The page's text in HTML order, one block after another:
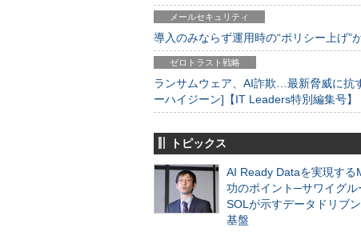
メールセキュリティ
導入のみならず運用時の“ポリシー上げ”
ゼロトラスト戦略
ランサムウェア、AI詐欺…最新脅威に抗
ーハイジーン]【IT Leaders特別編集号】
トピックス
AI Ready Dataを実現する
功のポイント─サワイグル
SOLが示すデータドリブ
基盤